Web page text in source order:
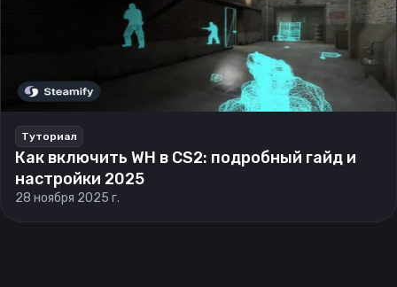
Туториал
Как включить WH в CS2: подробный гайд и
настройки 2025
28 ноября 2025 г.